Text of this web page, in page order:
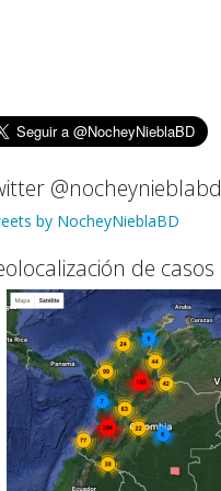
@nocheynieblabd
by NocheyNieblaBD
de casos